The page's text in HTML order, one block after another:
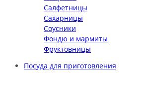
Салфетницы
Сахарницы
Соусники
Фондю и мармиты
Фруктовницы
Посуда для приготовления